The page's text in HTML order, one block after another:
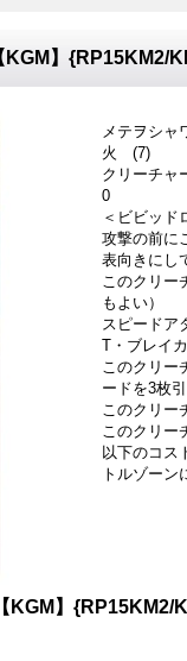
】{RP15KM2/
メテヲシ
火 (7)
クリーチャ
0
＜ビビッド
攻撃の前に
表向きにし
このクリー
もよい）
スピードア
T・ブレイ
このクリー
ードを3枚引
このクリー
このクリー
以下のコス
トルゾーン
】{RP15KM2/